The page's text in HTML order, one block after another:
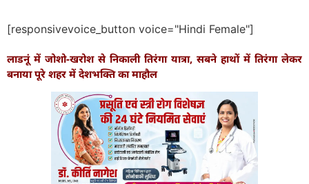
[responsivevoice_button voice="Hindi Female"]
लाडनूं में जोशो-खरोश से निकाली तिरंगा यात्रा, सबने हाथों में तिरंगा लेकर
बनाया पूरे शहर में देशभक्ति का माहौल